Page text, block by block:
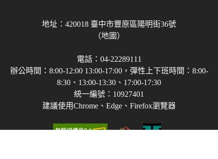
地址：420018 臺中市豐原區陽明街36號
（地圖）
電話：04-22289111
辦公時間：8:00-12:00 13:00-17:00，彈性上下班時間：8:00-
8:30、13:00-13:30、17:00-17:30
統一編號：10927401
建議使用Chrome、Edge、Firefox瀏覽器